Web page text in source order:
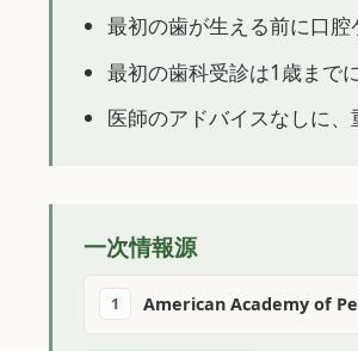
最初の歯が生える前に口腔
最初の歯科受診は1歳まで
医師のアドバイスなしに
一次情報源
1 American Academy of